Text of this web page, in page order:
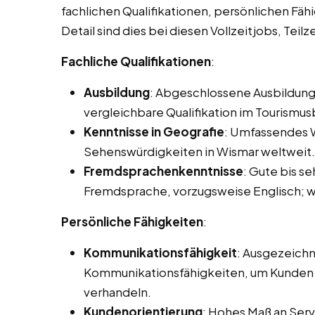
fachlichen Qualifikationen, persönlichen
Detail sind dies bei diesen Vollzeitjobs,
Fachliche Qualifikationen:
Ausbildung: Abgeschlossene
vergleichbare Qualifikation im
Kenntnisse in Geografie: Umfassendes
Sehenswürdigkeiten in Wismar weltweit.
Fremdsprachenkenntnisse: Gute bis
Fremdsprache, vorzugsweise Englisch;
Persönliche Fähigkeiten:
Kommunikationsfähigkeit:
Kommunikationsfähigkeiten, um
verhandeln.
Kundenorientierung: Hohes Maß an